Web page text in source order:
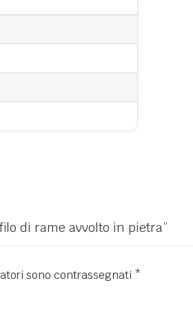
di rame avvolto in pietra”
sono contrassegnati *